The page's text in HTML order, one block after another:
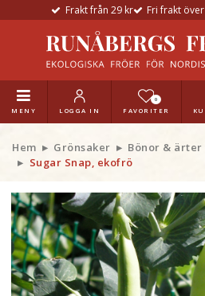
Frakt från 29 kr Fri frakt
MENY LOGGA IN
0
FAVORITER
Hem Grönsaker Bönor & ärter
Sugar Snap, ekofrö